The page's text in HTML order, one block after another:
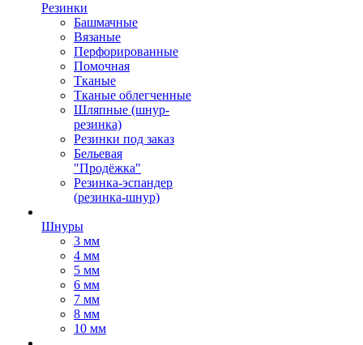
Резинки
Башмачные
Вязаные
Перфорированные
Помочная
Тканые
Тканые облегченные
Шляпные (шнур-
резинка)
Резинки под заказ
Бельевая
"Продёжка"
Резинка-эспандер
(резинка-шнур)
Шнуры
3 мм
4 мм
5 мм
6 мм
7 мм
8 мм
10 мм